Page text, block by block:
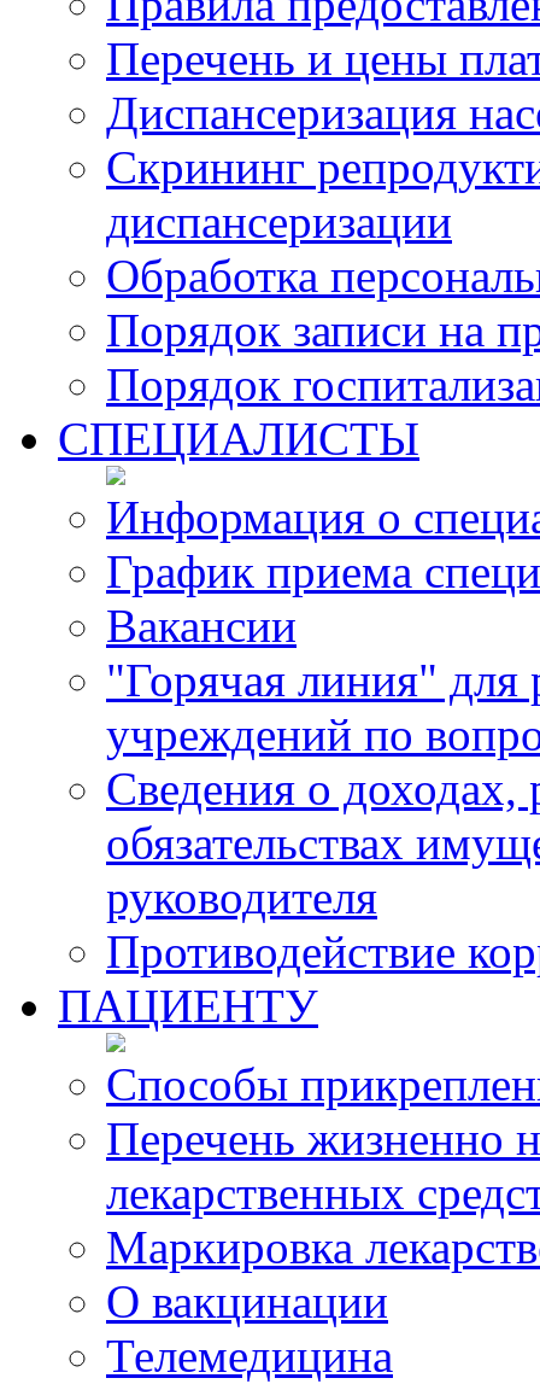
Перечень и цены
Диспансеризация
Скрининг
диспансеризации
Обработка
Порядок записи на
Порядок
СПЕЦИАЛИСТЫ
Информация о
График приема
Вакансии
"Горячая линия"
учреждений по
Сведения о доходах,
обязательствах
руководителя
Противодействие
ПАЦИЕНТУ
Способы
Перечень жизненно
лекарственных
Маркировка
О вакцинации
Телемедицина